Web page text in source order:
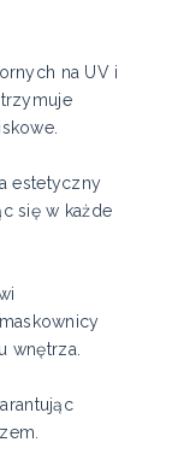
na UV i
estetyczny
się w każde
wnętrza.